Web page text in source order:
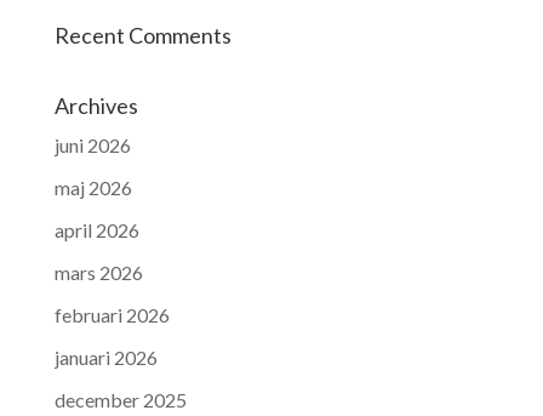
Recent Comments
Archives
juni 2026
maj 2026
april 2026
mars 2026
februari 2026
januari 2026
december 2025